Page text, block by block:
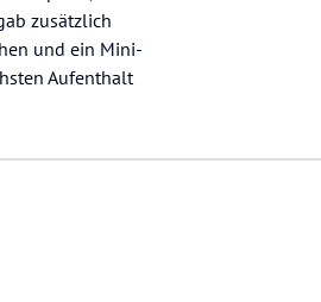
zusätzlich
und ein Mini-
Aufenthalt